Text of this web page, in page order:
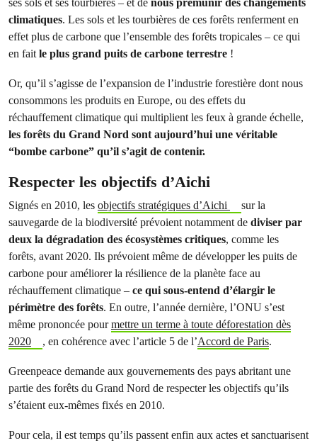
climatiques. Les sols et les tourbières de ces forêts renferment en
effet plus de carbone que l’ensemble des forêts tropicales – ce qui
en faitle plus grand puits de carbone terrestre !
Or, qu’il s’agisse de l’expansion de l’industrie forestière dont nous
consommons les produits en Europe, ou des effets du
réchauffement climatique qui multiplient les feux à grande échelle,
les forêts du Grand Nord sont aujourd’hui une véritable
“bombe carbone” qu’il s’agit de contenir.
Respecter les objectifs d’Aichi
Signés en 2010, les objectifs stratégiques d’Aichi
sur la
sauvegarde de la biodiversité prévoient notamment de diviser par
deux la dégradation des écosystèmes critiques, comme les
forêts, avant 2020. Ils prévoient même de développer les puits de
carbone pour améliorer la résilience de la planète face au
réchauffement climatique – ce qui sous-entend d’élargir le
périmètre des forêts. En outre, l’année dernière, l’ONU s’est
même prononcée pourmettre un terme à toute déforestation dès
2020
, en cohérence avec l’article 5 de l’Accord de Paris.
Greenpeace demande aux gouvernements des pays abritant une
partie des forêts du Grand Nord de respecter les objectifs qu’ils
s’étaient eux-mêmes fixés en 2010.
Pour cela, il est temps qu’ils passent enfin aux actes et sanctuarisent